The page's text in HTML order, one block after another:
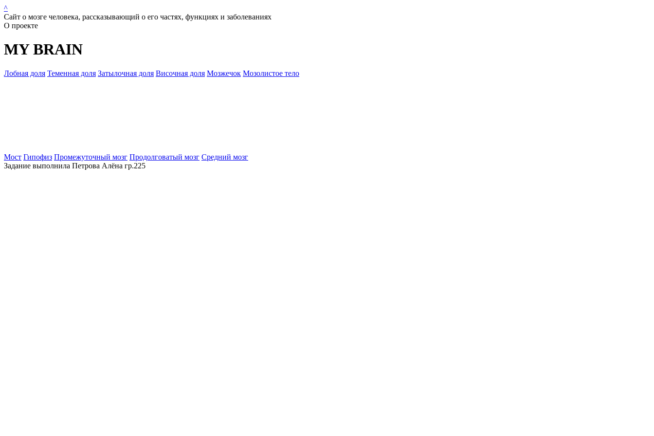
^
Сайт о мозге человека, рассказывающий о его частях, функциях и заболеваниях
О проекте
MY BRAIN
Лобная доля Теменная доля Затылочная доля Височная доля Мозжечок Мозолистое тело
Мост Гипофиз Промежуточный мозг Продолговатый мозг Средний мозг
Задание выполнила Петрова Алёна гр.225